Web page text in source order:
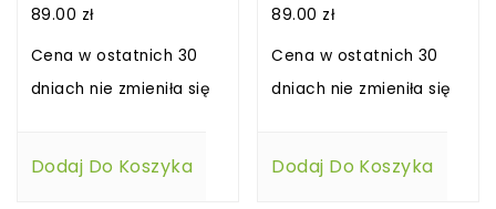
89.00 zł
Cena w ostatnich 30
dniach nie zmieniła się
Dodaj Do Koszyka
89.00 zł
Cena w ostatnich 30
dniach nie zmieniła się
Dodaj Do Koszyka